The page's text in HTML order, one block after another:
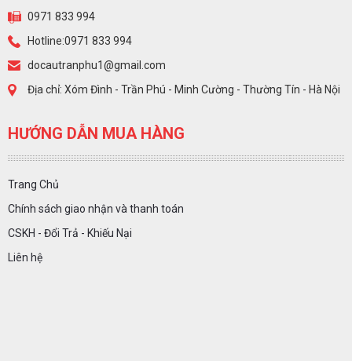
0971 833 994
Hotline:0971 833 994
docautranphu1@gmail.com
Địa chỉ: Xóm Đình - Trần Phú - Minh Cường - Thường Tín - Hà Nội
HƯỚNG DẪN MUA HÀNG
Trang Chủ
Chính sách giao nhận và thanh toán
CSKH - Đổi Trả - Khiếu Nại
Liên hệ